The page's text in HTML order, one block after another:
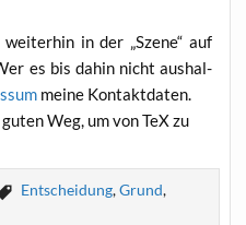
in der „Sze­ne“ auf
es bis dahin nicht aus­hal­
mei­ne Kontaktdaten.
Weg, um von TeX zu
Entscheidung,Grund,